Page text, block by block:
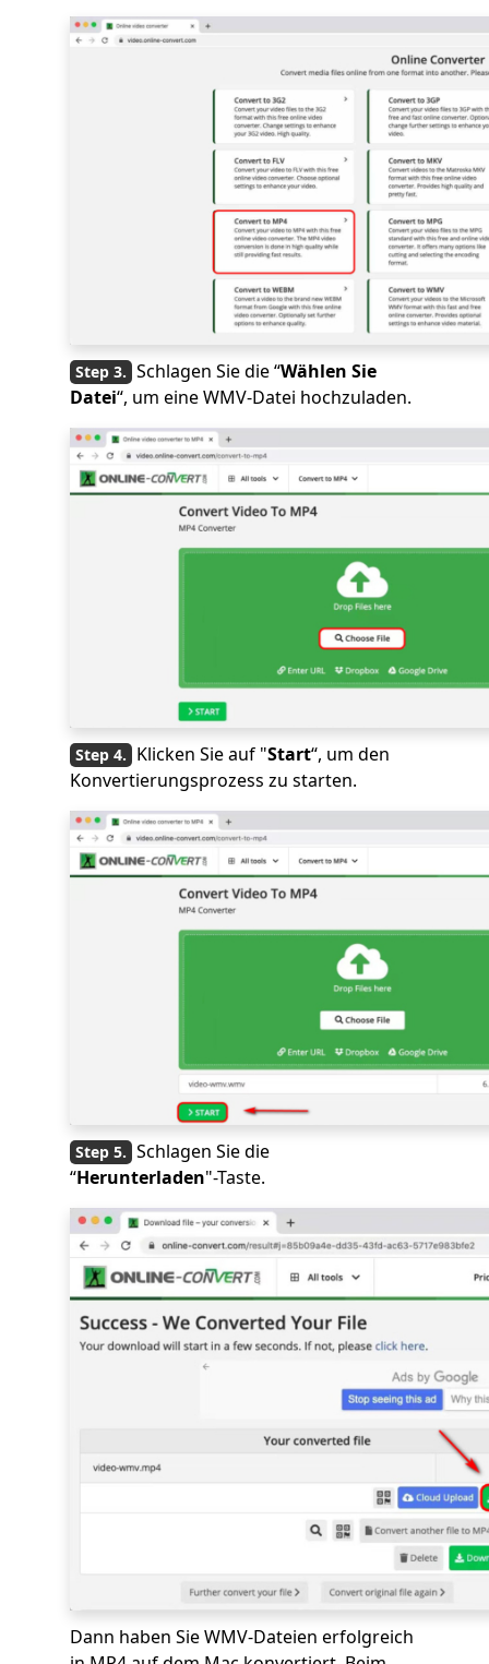
Schlagen Sie die “Wählen Sie
Datei“, um eine WMV-Datei hochzuladen.
Klicken Sie auf "Start“, um den
Konvertierungsprozess zu starten.
Schlagen Sie die
“Herunterladen"-Taste.
Dann haben Sie WMV-Dateien erfolgreich